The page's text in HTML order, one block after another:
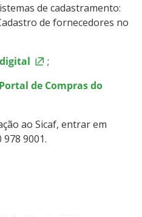
de cadastramento:
de fornecedores no
;
Portal de Compras do
ao Sicaf, entrar em
9001.